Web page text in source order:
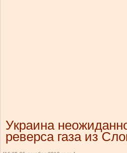
Украина
реверса газа из